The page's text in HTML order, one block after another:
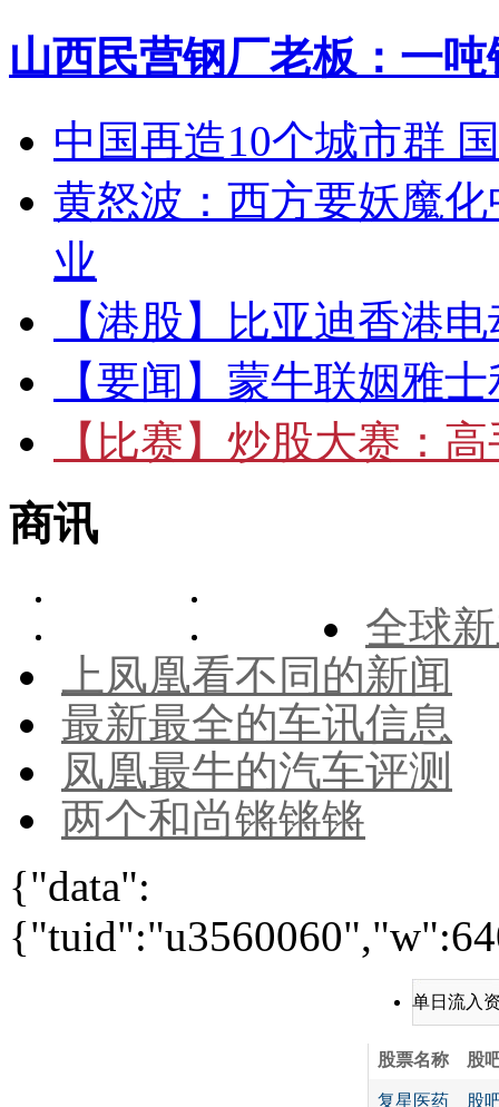
山西民营钢厂老板：一
中国再造10个城市群
黄怒波：西方要妖魔
业
【港股】
比亚迪香港
【要闻】 蒙牛联姻雅
【比赛】 炒股大赛：高
商讯
全球
上凤凰看不同的新闻
最新最全的车讯信息
凤凰最牛的汽车评测
两个和尚锵锵锵
{"data":
单日流入
股票名称 股
复星医药 股